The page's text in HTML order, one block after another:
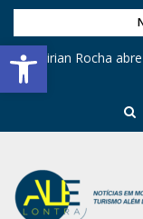
Barra de Ferramentas Aberta
Mirian Rocha